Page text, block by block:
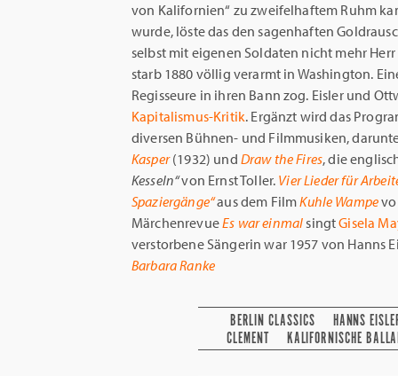
von Kalifornien“ zu zweifelhaftem Ruhm
wurde, löste das den sagenhaften
selbst mit eigenen Soldaten nicht mehr
starb 1880 völlig verarmt in Washington.
Regisseure in ihren Bann zog. Eisler und
Kapitalismus-Kritik. Ergänzt wird das
diversen Bühnen- und Filmmusiken,
Kasper(1932) und Draw the Fires, die
Kesseln“von Ernst Toller. Vier Lieder für
Spaziergänge“aus dem FilmKuhle Wampe
MärchenrevueEs war einmalsingtGisela
verstorbene Sängerin war 1957 von Hanns
Barbara Ranke
BERLIN CLASSICS
HANNS
CLEMENT
KALIFORNISCHE